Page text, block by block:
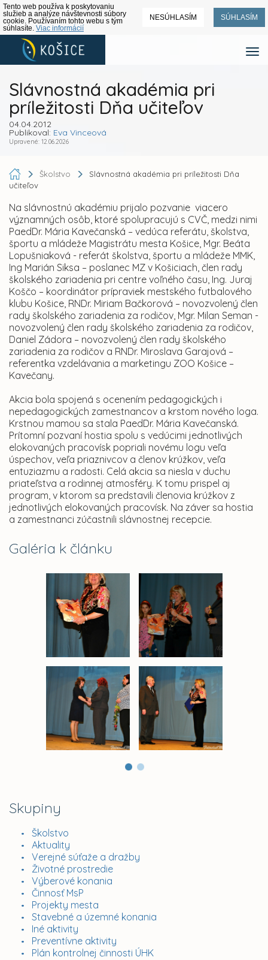
Tento web používa k poskytovaniu
služieb a analýze návštevnosti súbory
cookie. Používaním tohto webu s tým
súhlasíte. Viac informácií
NESÚHLASÍM SÚHLASÍM
Slávnostná akadémia pri
príležitosti Dňa učiteľov
04.04.2012
Publikoval: Eva Vinceová
Upravené: 12.06.2026
Galéria k článku
Skupiny
Školstvo
Aktuality
Verejné súťaže a dražby
Životné prostredie
Výberové konania
Činnosť MsP
Projekty mesta
Stavebné a územné konania
Iné aktivity
Preventívne aktivity
Plán kontrolnej činnosti ÚHK
Školstvo
Slávnostná akadémia pri príležitosti Dňa
učiteľov
Na slávnostnú akadémiu prijalo pozvanie viacero
významných osôb, ktoré spolupracujú s CVČ, medzi nimi
PaedDr. Mária Kavečanská – vedúca referátu, školstva,
športu a mládeže Magistrátu mesta Košice, Mgr. Beáta
Lopušniaková - referát školstva, športu a mládeže MMK,
Ing Marián Siksa – poslanec MZ v Košiciach, člen rady
školského zariadenia pri centre voľného času, Ing. Juraj
Koščo – koordinátor prípraviek mestského futbalového
klubu Košice, RNDr. Miriam Bačkorová – novozvolený člen
rady školského zariadenia za rodičov, Mgr. Milan Seman -
novozvolený člen rady školského zariadenia za rodičov,
Daniel Zádora – novozvolený člen rady školského
zariadenia za rodičov a RNDr. Miroslava Garajová –
referentka vzdelávania a marketingu ZOO Košice –
Kavečany.
Akcia bola spojená s ocenením pedagogických i
nepedagogických zamestnancov a krstom nového loga.
Krstnou mamou sa stala PaedDr. Mária Kavečanská.
Prítomní pozvaní hostia spolu s vedúcimi jednotlivých
elokovaných pracovísk popriali novému logu veľa
úspechov, veľa priaznivcov a členov krúžkov, veľa
entuziazmu a radosti. Celá akcia sa niesla v duchu
priateľstva a rodinnej atmosféry. K tomu prispel aj
program, v ktorom sa predstavili členovia krúžkov z
jednotlivých elokovaných pracovísk. Na záver sa hostia
a zamestnanci zúčastnili slávnostnej recepcie.